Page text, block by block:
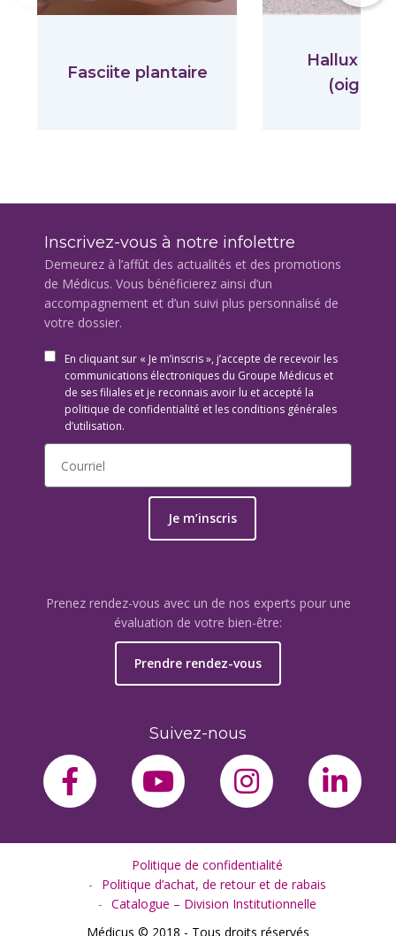
Fasciite plantaire
Hallux
Inscrivez-vous à notre infolettre
Demeurez à l’affût des actualités et des promotions
de Médicus. Vous bénéficierez ainsi d’un
accompagnement et d’un suivi plus personnalisé de
votre dossier.
En cliquant sur « Je m’inscris », j’accepte de recevoir les
communications électroniques du Groupe Médicus et
de ses filiales et je reconnais avoir lu et accepté la
politique de confidentialité et les conditions générales
d’utilisation.
Je m’inscris
Prenez rendez-vous avec un de nos experts pour une
évaluation de votre bien-être:
Prendre rendez-vous
Suivez-nous
facebook-fyoutubeinstagram
Politique de confidentialité
Politique d’achat, de retour et de rabais
Catalogue – Division Institutionnelle
Médicus © 2018 - Tous droits réservés